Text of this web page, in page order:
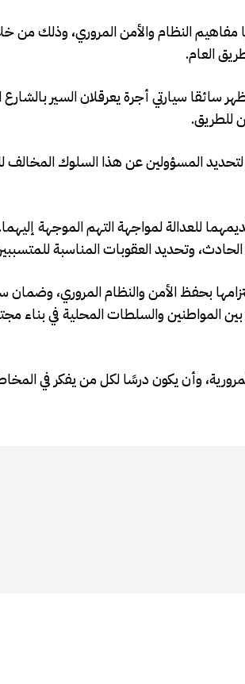
النظام والأمن المروري، وذلك من
العام.
سيارتي أجرة يعرقلان السير بالشارع
للطريق.
المسؤولين عن هذا السلوك المخالف
للعدالة لمواجهة التهم الموجهة
وتحديد العقوبات المناسبة
بحفظ الأمن والنظام المروري،
المواطنين والسلطات المحلية في بناء
وأن يكون درسًا لكل من يفكر في